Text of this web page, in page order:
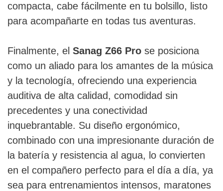
compacta, cabe fácilmente en tu bolsillo, listo
para acompañarte en todas tus aventuras.
Finalmente, el Sanag Z66 Pro se posiciona
como un aliado para los amantes de la música
y la tecnología, ofreciendo una experiencia
auditiva de alta calidad, comodidad sin
precedentes y una conectividad
inquebrantable. Su diseño ergonómico,
combinado con una impresionante duración de
la batería y resistencia al agua, lo convierten
en el compañero perfecto para el día a día, ya
sea para entrenamientos intensos, maratones